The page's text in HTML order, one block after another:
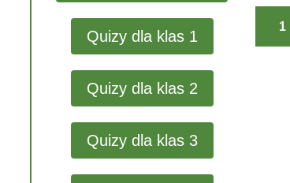
Quizy dla klas 1
Quizy dla klas 2
Quizy dla klas 3
1